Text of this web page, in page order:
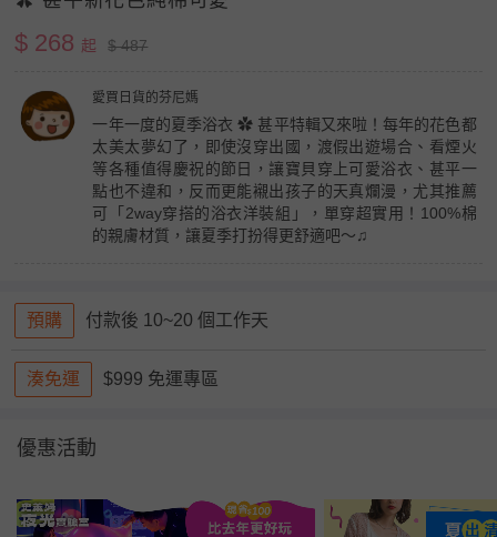
$ 268 起 $ 487
愛買日貨的芬尼媽
一年一度的夏季浴衣 ✿ 甚平特輯又來啦！每年的花色都
太美太夢幻了，即使沒穿出國，渡假出遊場合、看煙火
等各種值得慶祝的節日，讓寶貝穿上可愛浴衣、甚平一
點也不違和，反而更能襯出孩子的天真爛漫，尤其推薦
可「2way穿搭的浴衣洋裝組」，單穿超實用！100%棉
的親膚材質，讓夏季打扮得更舒適吧～♫
預購 付款後 10~20 個工作天
湊免運 $999 免運專區
優惠活動